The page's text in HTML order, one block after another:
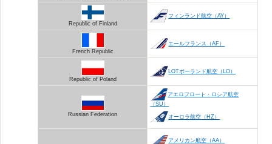
Republic of Finland
フィンランド航空（AY）
French Republic
エールフランス（AF）
Republic of Poland
LOTポーランド航空（LO）
Russian Federation
アエロフロート・ロシア航空
（SU）
オーロラ航空（HZ）
アメリカン航空（AA）